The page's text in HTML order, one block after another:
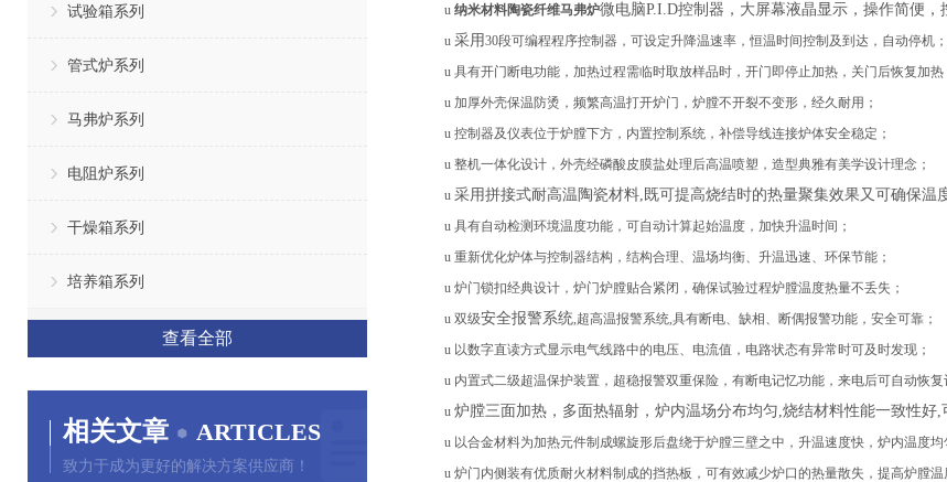
试验箱系列
管式炉系列
马弗炉系列
电阻炉系列
干燥箱系列
培养箱系列
查看全部
相关文章 ARTICLES
致力于成为更好的解决方案供应商！
u 纳米材料陶瓷纤维马弗炉微电脑P.I.D控制器，大屏幕液晶显示，操作简便，
u 采用30段可编程程序控制器，可设定升降温速率，恒温时间控制及到达，自动停机；
u 具有开门断电功能，加热过程需临时取放样品时，开门即停止加热，关门后恢复加热
u 加厚外壳保温防烫 ， 频繁高温打开炉门，炉膛不开裂不变形，经久耐用 ；
u 控制器及仪表位于炉膛下方，内置控制系统，补偿导线连接炉体安全稳定；
u 整机一体化设计，外壳经磷酸皮膜盐处理后高温喷塑，造型典雅有美学设计理念；
u 采用拼接式耐高温陶瓷材料,既可提高烧结时的热量聚集效果又可确保温
u 具有自动检测环境温度功能，可自动计算起始温度，加快升温时间；
u 重新优化炉体与控制器结构，结构合理、温场均衡、升温迅速、环保节能；
u 炉门锁扣经典设计，炉门炉膛贴合紧闭 ， 确保试验过程炉膛温度热量不丢失 ；
u 双级安全报警系统,超高温报警系统,具有断电、缺相、断偶报警功能 ，安全可靠 ；
u 以数字直读方式显示电气线路中的电压、电流值 ， 电路状态有异常时可及时发现；
u 内置式二级超温保护装置，超稳报警双重保险，有断电记忆功能，来电后可自动恢复
u 炉膛三面加热，多面热辐射，炉内温场分布均匀,烧结材料性能一致性好,
u 以合金材料为加热元件制成螺旋形后盘绕于炉膛三壁之中，升温速度快，炉内温度均
u 炉门内侧装有优质耐火材料制成的挡热板，可有效减少炉口的热量散失，提高炉膛温